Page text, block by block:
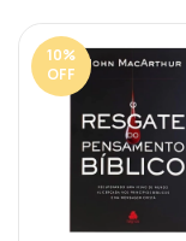
10%
OFF